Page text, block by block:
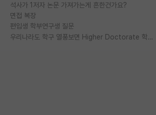
석사가 1저자 논문 가져가는게 흔한건가요?
면접 복장
편입생 학부연구생 질문
우리나라도 학구 열풍보면 Higher Doctorate 학위가 필요하다고 봅니다.